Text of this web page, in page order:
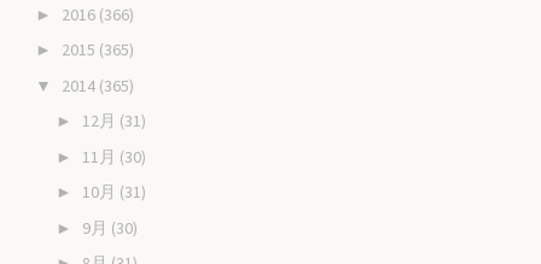
► 2016 (366)
► 2015 (365)
▼ 2014 (365)
► 12月 (31)
► 11月 (30)
► 10月 (31)
► 9月 (30)